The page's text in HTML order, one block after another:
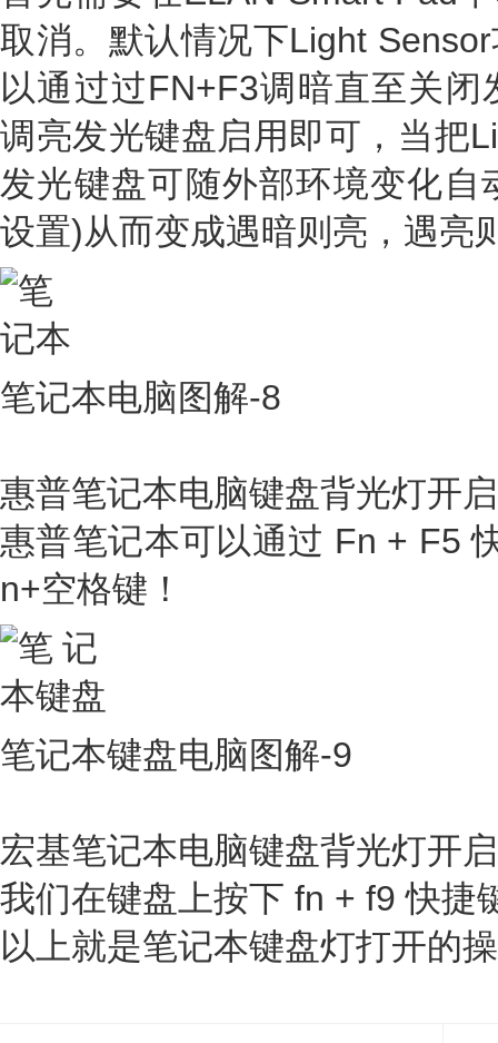
取消。默认情况下Light
以通过过FN+F3调暗直至关
调亮发光键盘启用即可，当把
发光键盘可随外部环境变化
设置)从而变成遇暗则亮，遇亮
笔记本电脑图解-8
惠普笔记本电脑键盘背光灯开
惠普笔记本可以通过 Fn + F5
n+空格键！
笔记本键盘电脑图解-9
宏基笔记本电脑键盘背光灯开
我们在键盘上按下 fn + f9 快捷
以上就是笔记本键盘灯打开的